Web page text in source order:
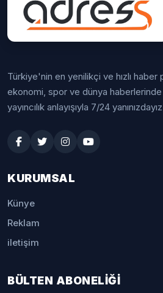
Türkiye'nin en yenilikçi ve hızlı haber
ekonomi, spor ve dünya haberlerinde
yayıncılık anlayışıyla 7/24
KURUMSAL
Künye
Reklam
iletişim
BÜLTEN ABONELİĞİ